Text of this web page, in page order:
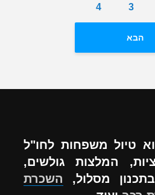
3
4
הבא
טיול משפחות לחו"ל
המלצות גולשים,
מסלול, השכרת